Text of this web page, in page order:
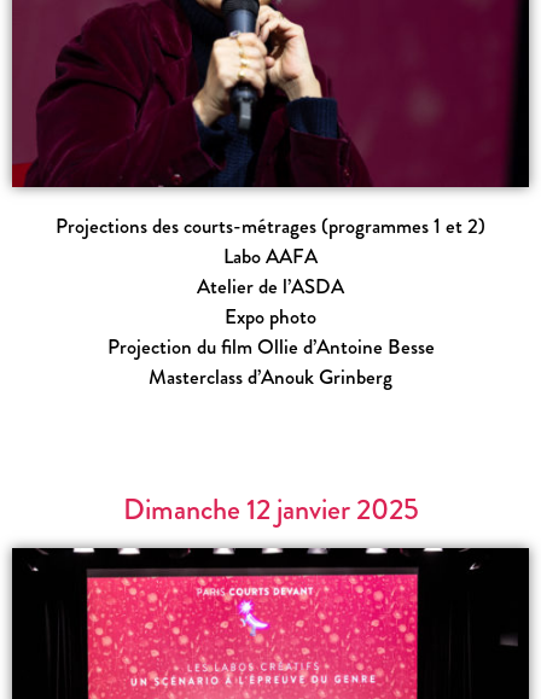
Projections des courts-métrages (programmes 1 et 2)
Labo AAFA
Atelier de l’ASDA
Expo photo
Projection du film Ollie d’Antoine Besse
Masterclass d’Anouk Grinberg
Dimanche 12 janvier 2025